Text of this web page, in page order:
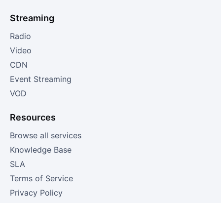
Streaming
Radio
Video
CDN
Event Streaming
VOD
Resources
Browse all services
Knowledge Base
SLA
Terms of Service
Privacy Policy